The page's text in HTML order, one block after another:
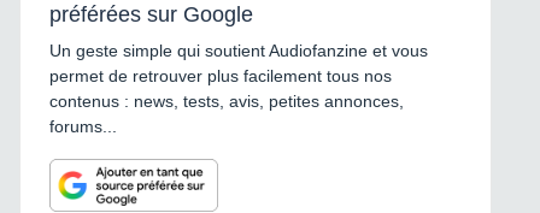
préférées sur Google
Un geste simple qui soutient Audiofanzine et vous
permet de retrouver plus facilement tous nos
contenus : news, tests, avis, petites annonces,
forums...